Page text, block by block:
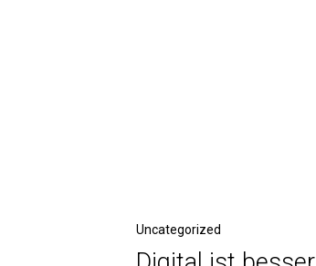
Uncategorized